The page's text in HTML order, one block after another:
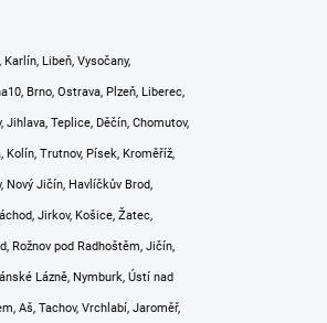
Libeň, Vysočany,
Brno, Ostrava, Plzeň, Liberec,
Teplice, Děčín, Chomutov,
Kolín, Trutnov, Písek, Kroměříž,
Nový Jičín, Havlíčkův Brod,
Jirkov, Košice, Žatec,
Rožnov pod Radhoštěm, Jičín,
Lázně, Nymburk, Ústí nad
Aš, Tachov, Vrchlabí, Jaroměř,